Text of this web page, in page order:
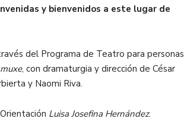
y bienvenidos a este lugar de
del Programa de Teatro para personas
, con dramaturgia y dirección de César
y Naomi Riva.
Luisa Josefina Hernández.